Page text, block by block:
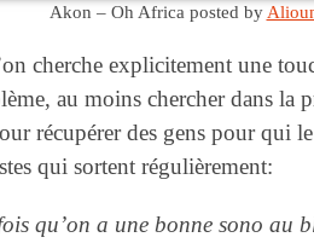
Akon – Oh Africa posted by
cherche explicitement une
au moins chercher dans la
récupérer des gens pour qui
qui sortent régulièrement:
qu’on a une bonne sono au